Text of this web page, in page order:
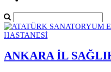
ANKARA İL